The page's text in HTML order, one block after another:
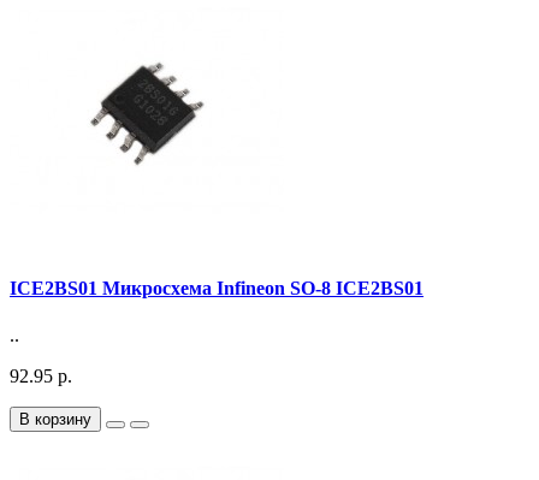
ICE2BS01 Микросхема Infineon SO-8 ICE2BS01
..
92.95 р.
В корзину